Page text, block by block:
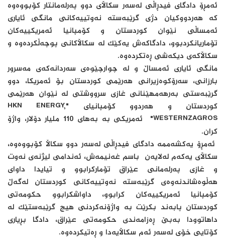
ئەمڕۆ دادگای فیدڕاڵی لەسەر سکاڵای دوو پەرلەمانتار کۆبووەوە
کە هەردووکیان دژی گرێبەستە نەوتییەکانی مانگی ئایاری
ئەمساڵی نێوان کوردستان و کۆمپانیا ئەمریکییەکان
تۆماریانکردبوو، دادگاکەش یەکێک لە سکاڵاکانی پوچەڵکردەوە و
سکاڵاکەی دیکەشی ڕەتکردەوە.
مانگی ئایاری ئەمساڵ و لە چوارچێوەی سەردانەکەی مەسرور
بارزانی، سەرۆکوەزیرانی هەرێمی کوردستان بۆ ئەمریکا، دوو
گرێبەستی بەرهەمهێنانی غازی سرووشتی لە نێوان هەرێمی
کوردستان و هەردوو کۆمپانیای "HKN ENERGY,
WESTERNZAGROS" ئەمریکی بە بەهای 110 ملیار دۆلار، واژۆ
کران.
ئەمڕۆ یەکشەممە دادگای فیدڕاڵی لەسەر دوو سکاڵا کۆبووەوە،
سکاڵای یەکەم لەلایەن باسم غەنیمەش، ئەندامی لیژنەی نەوت
و غازی پەرلەمانی عێراق تۆمارکرابوو و تیایدا داوای
هەڵوەشاندنەوەی گرێبەستە نەوتییەکانی کوردستان لەگەڵ
کۆمپانیا ئەمریکییەکان کرابوو، داواشکرابوو حکومەتی
کوردستان پابەند بکرێت بە واژۆنەکردنی هیچ گرێبەستێک لە
داهاتوودا بەبێ ڕەزامەندی حکومەتی عێراق، دادگا بڕیاری
کۆتایی خۆی لەسەر ئەم سکاڵایەدا و ڕەتیکردەوە.